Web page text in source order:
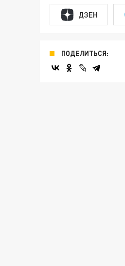
ДЗЕН
ПОДЕЛИТЬСЯ: